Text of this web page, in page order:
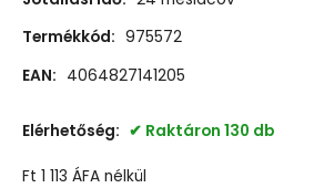
Termékkód: 975572
EAN: 4064827141205
Elérhetőség: Raktáron 130 db
Ft 1 113 ÁFA nélkül